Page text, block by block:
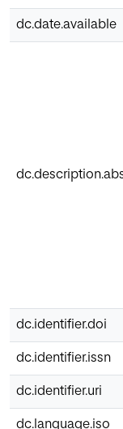
dc.date.available
dc.identifier.doi
dc.identifier.issn
dc.identifier.uri
dc.language.iso